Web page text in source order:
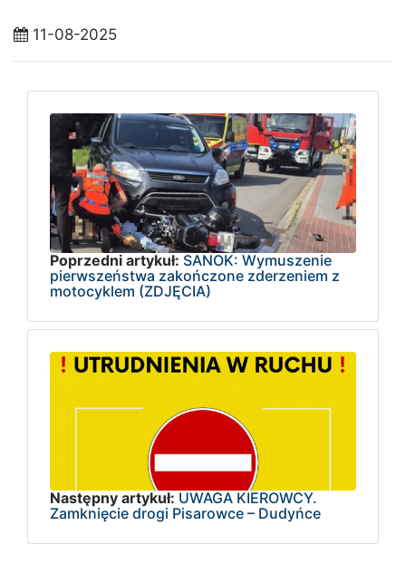
11-08-2025
Poprzedni artykuł: SANOK: Wymuszenie
pierwszeństwa zakończone zderzeniem z
motocyklem (ZDJĘCIA)
Następny artykuł: UWAGA KIEROWCY.
Zamknięcie drogi Pisarowce – Dudyńce